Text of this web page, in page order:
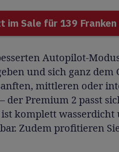
im Sale für 139
Autopilot-
und sich ganz dem
mittleren oder
der Premium 2 passt
komplett wasserdicht
Zudem profitieren